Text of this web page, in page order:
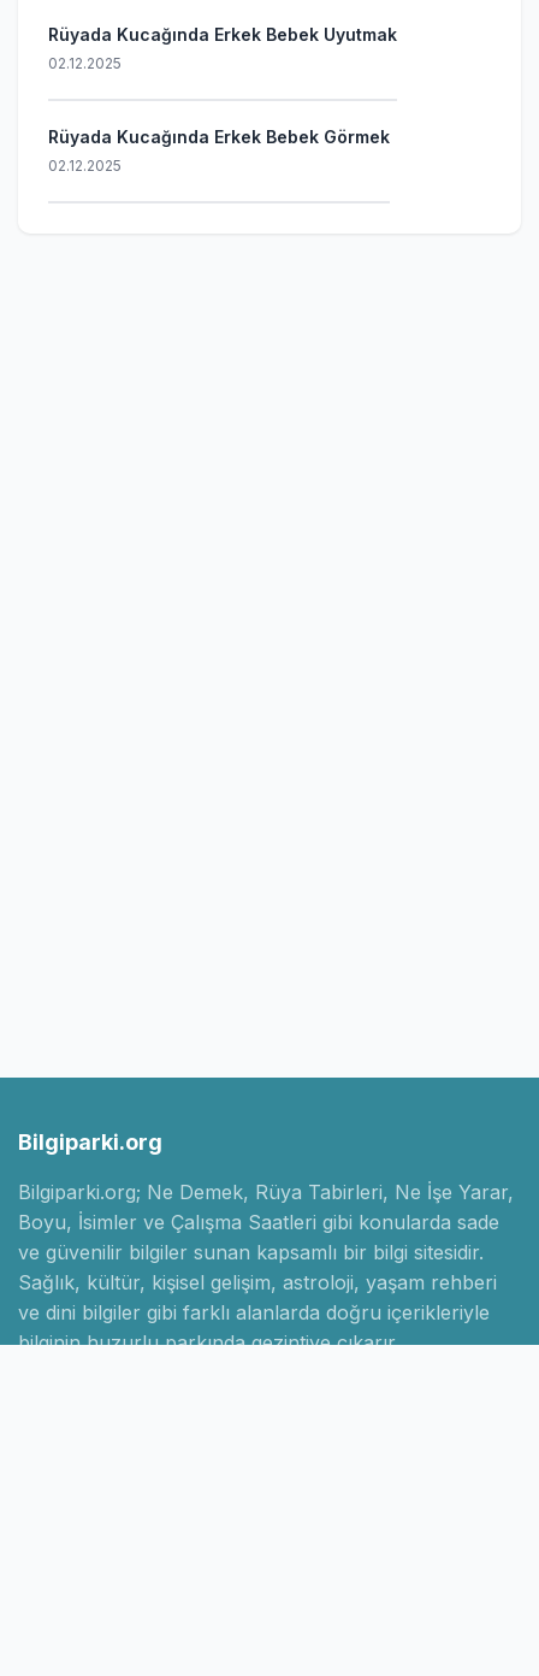
Rüyada Kucağında Erkek Bebek Uyutmak
02.12.2025
Rüyada Kucağında Erkek Bebek Görmek
02.12.2025
Bilgiparki.org
Bilgiparki.org; Ne Demek, Rüya Tabirleri, Ne İşe Yarar,
Boyu, İsimler ve Çalışma Saatleri gibi konularda sade
ve güvenilir bilgiler sunan kapsamlı bir bilgi sitesidir.
Sağlık, kültür, kişisel gelişim, astroloji, yaşam rehberi
ve dini bilgiler gibi farklı alanlarda doğru içerikleriyle
bilginin huzurlu parkında gezintiye çıkarır.